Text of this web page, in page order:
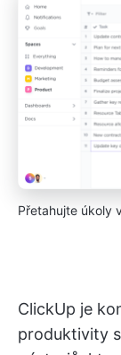
Přetahujte úkoly
ClickUp je
produktivity